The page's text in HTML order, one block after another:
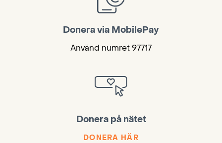
Donera via MobilePay
Använd numret 97717
Donera på nätet
DONERA HÄR